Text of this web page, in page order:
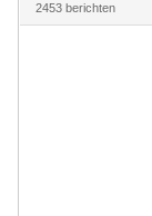
2453 berichten